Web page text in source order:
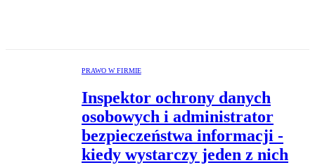
PRAWO W FIRMIE
Inspektor ochrony danych
osobowych i administrator
bezpieczeństwa informacji -
kiedy wystarczy jeden z nich